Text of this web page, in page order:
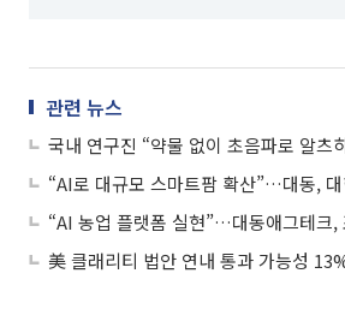
관련 뉴스
“AI로 대규모 스마트팜 확산”…대동,